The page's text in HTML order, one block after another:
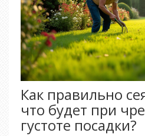
Как правильно
что будет при
густоте посадки?